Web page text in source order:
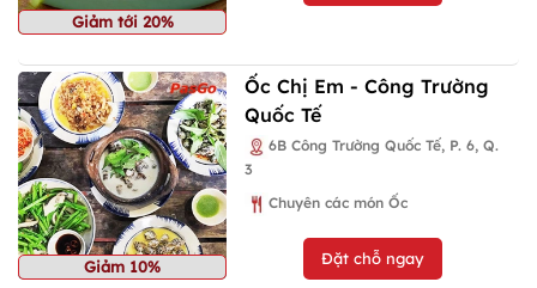
Giảm tới 20%
Giảm 10%
Ốc Chị Em - Công Trường
Quốc Tế
6B Công Trường Quốc Tế, P. 6, Q.
3
Chuyên các món Ốc
Đặt chỗ ngay